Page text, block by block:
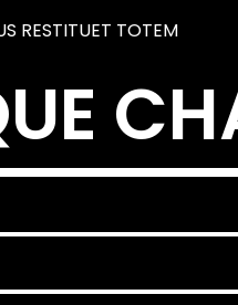
RESTITUET TOTEM